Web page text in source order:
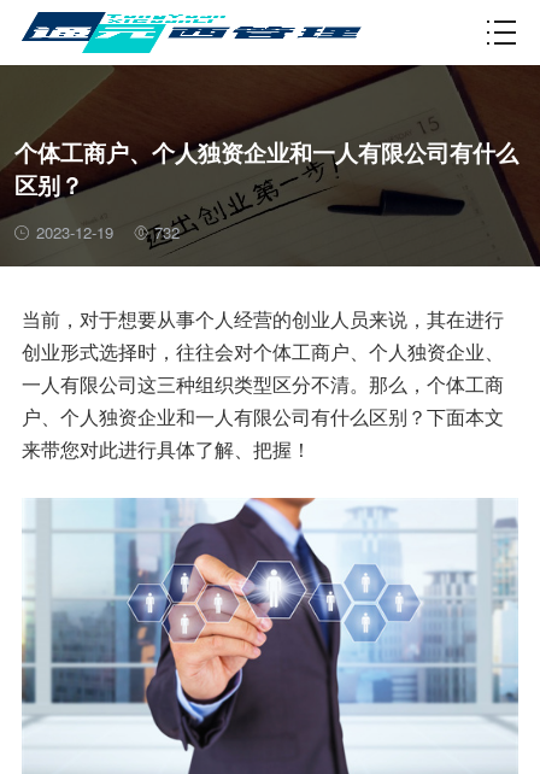
资质许可
个体工商户、个人独资企业和一人有限公司有什么
区别？
2023-12-19 732
当前，对于想要从事个人经营的创业人员来说，其在进行
创业形式选择时，往往会对个体工商户、个人独资企业、
一人有限公司这三种组织类型区分不清。那么，个体工商
户、个人独资企业和一人有限公司有什么区别？下面本文
来带您对此进行具体了解、把握！